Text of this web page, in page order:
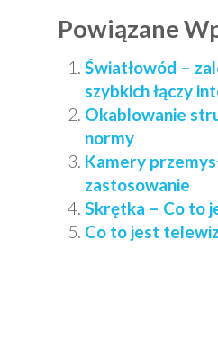
Powiązane
Światłowód –
szybkich łączy
Okablowanie
normy
Kamery
zastosowanie
Skrętka – Co to
Co to jest